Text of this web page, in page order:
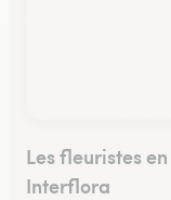
Les fleuristes
Interflora